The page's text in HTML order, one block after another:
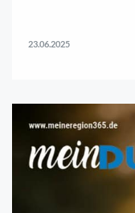
23.06.2025